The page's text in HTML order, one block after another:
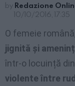
by Redazione
10/10/2016, 17:35
O femeie
jignită și
într-o locuință
violente între